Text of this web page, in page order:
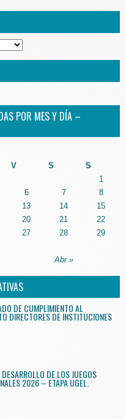
POR MES Y DÍA –
V S S
Abr »
1
6 7
8
13 14
15
20 21
22
27 28
29
DE CUMPLIMIENTO AL
DIRECTORES DE INSTITUCIONES
DE LOS JUEGOS
2026 – ETAPA UGEL.